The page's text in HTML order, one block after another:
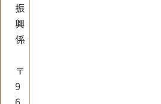
振
興
係
〒
9